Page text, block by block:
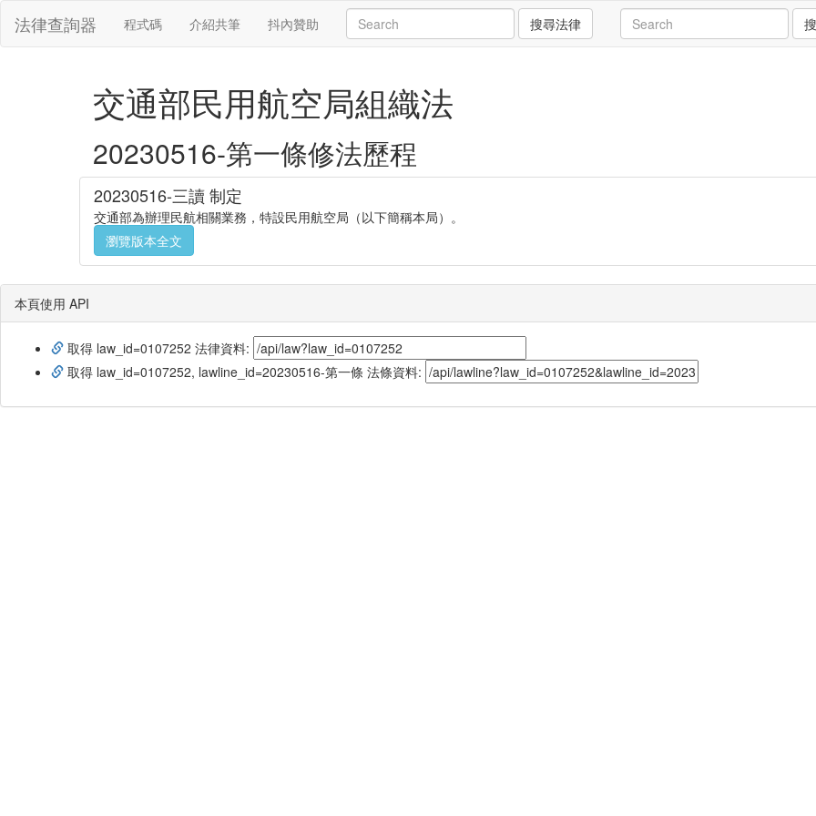
法律查詢器 程式碼 介紹共筆 抖內贊助 搜尋法律
交通部民用航空局組織法
20230516-第一條修法歷程
20230516-三讀 制定
交通部為辦理民航相關業務，特設民用航空局（以下簡稱本局）。
瀏覽版本全文
本頁使用 API
取得 law_id=0107252 法律資料:
取得 law_id=0107252, lawline_id=20230516-第一條 法條資料: